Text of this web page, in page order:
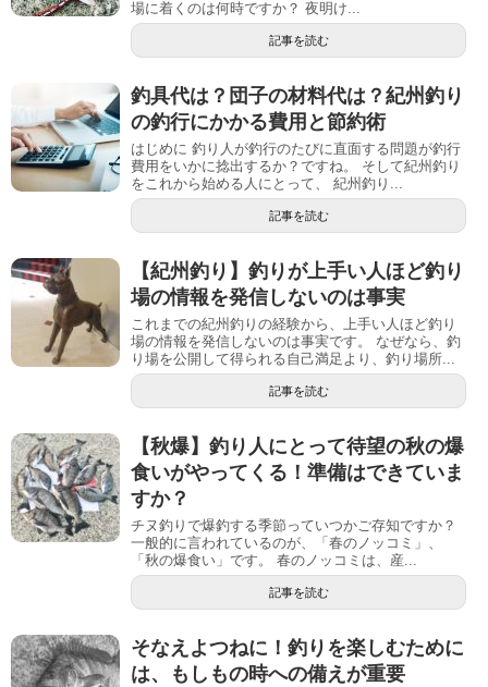
場に着くのは何時ですか？ 夜明け...
記事を読む
釣具代は？団子の材料代は？紀州釣り
の釣行にかかる費用と節約術
はじめに 釣り人が釣行のたびに直面する問題が釣行
費用をいかに捻出するか？ですね。 そして紀州釣り
をこれから始める人にとって、 紀州釣り...
記事を読む
【紀州釣り】釣りが上手い人ほど釣り
場の情報を発信しないのは事実
これまでの紀州釣りの経験から、上手い人ほど釣り
場の情報を発信しないのは事実です。 なぜなら、釣
り場を公開して得られる自己満足より、釣り場所...
記事を読む
【秋爆】釣り人にとって待望の秋の爆
食いがやってくる！準備はできていま
すか？
チヌ釣りで爆釣する季節っていつかご存知ですか？
一般的に言われているのが、「春のノッコミ」、
「秋の爆食い」です。 春のノッコミは、産...
記事を読む
そなえよつねに！釣りを楽しむために
は、もしもの時への備えが重要